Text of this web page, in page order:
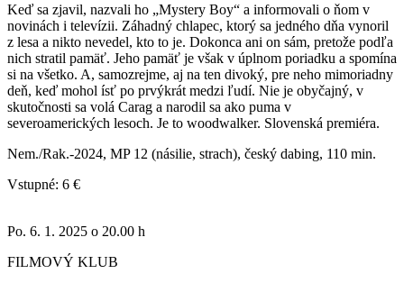
Keď sa zjavil, nazvali ho „Mystery Boy“ a informovali o ňom v
novinách i televízii. Záhadný chlapec, ktorý sa jedného dňa vynoril
z lesa a nikto nevedel, kto to je. Dokonca ani on sám, pretože podľa
nich stratil pamäť. Jeho pamäť je však v úplnom poriadku a spomína
si na všetko. A, samozrejme, aj na ten divoký, pre neho mimoriadny
deň, keď mohol ísť po prvýkrát medzi ľudí. Nie je obyčajný, v
skutočnosti sa volá Carag a narodil sa ako puma v
severoamerických lesoch. Je to woodwalker. Slovenská premiéra.
Nem./Rak.-2024, MP 12 (násilie, strach), český dabing, 110 min.
Vstupné: 6 €
Po. 6. 1. 2025 o 20.00 h
FILMOVÝ KLUB